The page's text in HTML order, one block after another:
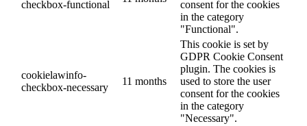
checkbox-functional
consent for the cookies
in the category
"Functional".
cookielawinfo-
checkbox-necessary
11 months
This cookie is set by
GDPR Cookie Consent
plugin. The cookies is
used to store the user
consent for the cookies
in the category
"Necessary".